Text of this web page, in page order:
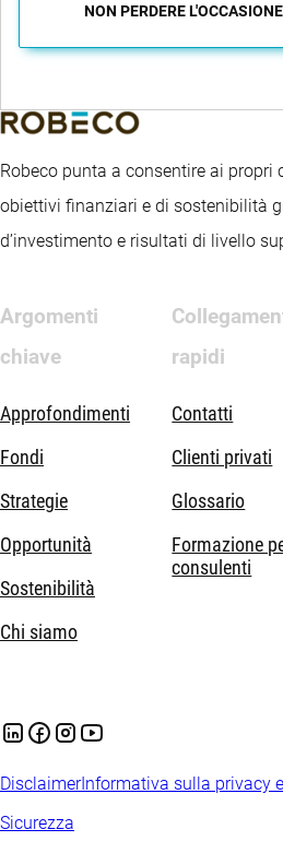
NON PERDERE
Robeco punta a consentire ai propri
obiettivi finanziari e di sostenibilità
d’investimento e risultati di livello
Argomenti
chiave
Approfondimenti
Fondi
Strategie
Opportunità
Sostenibilità
Chi siamo
rapidi
Contatti
Clienti privati
Glossario
Formazione
consulenti
DisclaimerInformativa sulla privacy
Sicurezza